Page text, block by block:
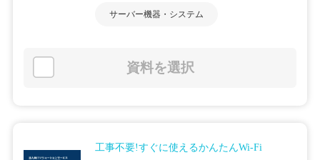
サーバー機器・システム
資料を選択
工事不要!すぐに使えるかんたんWi-Fi